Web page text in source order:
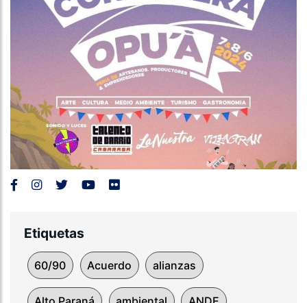
Etiquetas
60/90 Acuerdo alianzas